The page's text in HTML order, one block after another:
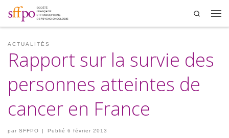
Search
ACTUALITÉS
Rapport sur la survie des
personnes atteintes de
cancer en France
par SFFPO | Publié 6 février 2013